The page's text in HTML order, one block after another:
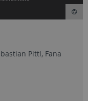
Pittl, Fana